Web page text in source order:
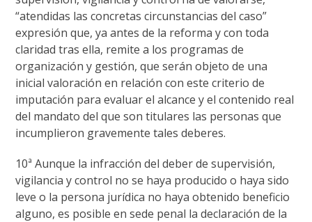
“atendidas las concretas circunstancias del caso”
expresión que, ya antes de la reforma y con toda
claridad tras ella, remite a los programas de
organización y gestión, que serán objeto de una
inicial valoración en relación con este criterio de
imputación para evaluar el alcance y el contenido real
del mandato del que son titulares las personas que
incumplieron gravemente tales deberes.
10ª Aunque la infracción del deber de supervisión,
vigilancia y control no se haya producido o haya sido
leve o la persona jurídica no haya obtenido beneficio
alguno, es posible en sede penal la declaración de la